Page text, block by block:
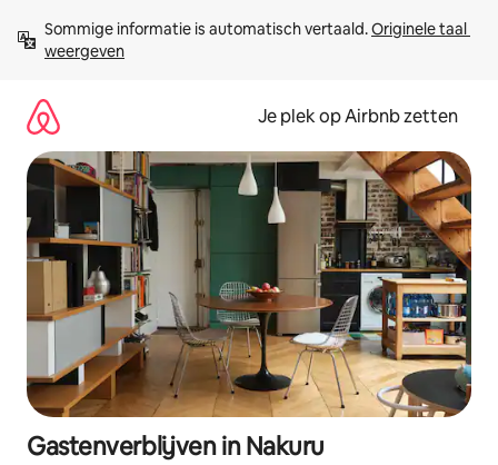
direct
naar
Sommige informatie is automatisch vertaald. Originele taal
weergeven
Je plek op Airbnb zetten
Gastenverblijven in Nakuru